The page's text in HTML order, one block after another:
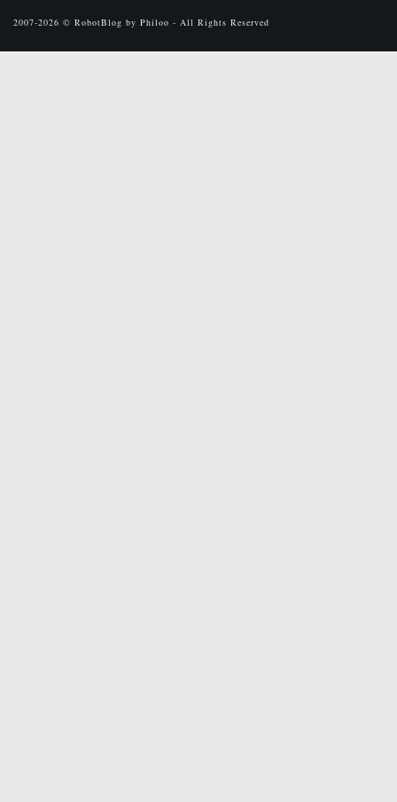
2007-2026 © RobotBlog by Philoo - All Rights Reserved